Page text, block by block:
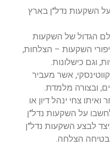
על השקעות נדל"ן בארץ
הגדול של השקעות
השקעות – הצלחות,
וגם כישלונות.
אשר מעביר
ובצורה מלמדת.
צחי ינהל דיון או
לחשבו על השקעות נדל"ן
לבצע השקעות נדל"ן
הצלחה.